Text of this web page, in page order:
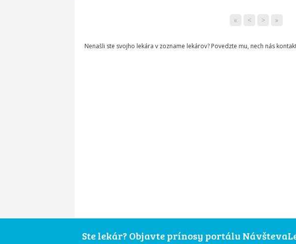
« < > »
Nenašli ste svojho lekára v zozname lekárov? Povedzte mu, nech nás
Ste lekár? Objavte prínosy portálu